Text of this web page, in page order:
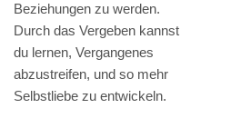
Beziehungen zu werden.
Durch das Vergeben kannst
du lernen, Vergangenes
abzustreifen, und so mehr
Selbstliebe zu entwickeln.